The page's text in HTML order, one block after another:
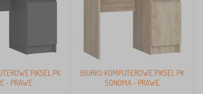
PIKSEL PK
- PRAWE
BIURKO KOMPUTEROWE PIKSEL PK
SONOMA - PRAWE